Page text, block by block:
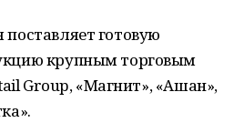
готовую
крупным торговым
Group, «Магнит», «Ашан»,